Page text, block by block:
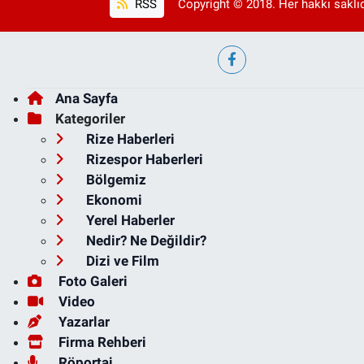
RSS Copyright © 2018. Her hakkı
Ana Sayfa
Kategoriler
Rize Haberleri
Rizespor Haberleri
Bölgemiz
Ekonomi
Yerel Haberler
Nedir? Ne Değildir?
Dizi ve Film
Foto Galeri
Video
Yazarlar
Firma Rehberi